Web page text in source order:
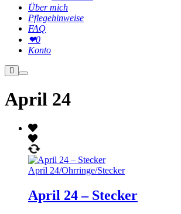
Über mich
Pflegehinweise
FAQ
❤0
Konto
Weitere
Informationen
Hauptmenü
April 24
April 24/Ohrringe/Stecker
April 24 – Stecker